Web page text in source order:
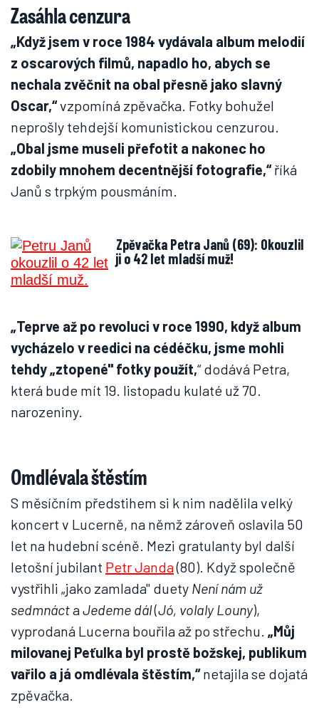
Zasáhla cenzura
„Když jsem v roce 1984 vydávala album melodií
z oscarových filmů, napadlo ho, abych se
nechala zvěčnit na obal přesně jako slavný
Oscar,“vzpomíná zpěvačka. Fotky bohužel
neprošly tehdejší komunistickou cenzurou.
„Obal jsme museli přefotit a nakonec ho
zdobily mnohem decentnější fotografie,“říká
Janů s trpkým pousmáním.
Zpěvačka Petra Janů (69): Okouzlil
ji o 42 let mladší muž!
„Teprve až po revoluci v roce 1990, když album
vycházelo v reedici na cédéčku, jsme mohli
tehdy „ztopené" fotky použít,“ dodává Petra,
která bude mít 19. listopadu kulaté už 70.
narozeniny.
Omdlévala štěstím
S měsíčním předstihem si k nim nadělila velký
koncert v Lucerně, na němž zároveň oslavila 50
let na hudební scéně. Mezi gratulanty byl další
letošní jubilant Petr Janda(80). Když společně
vystřihli „jako zamlada" duety Není nám už
sedmnáctaJedeme dál(Jó, volaly Louny),
vyprodaná Lucerna bouřila až po střechu. „Můj
milovanej Peťulka byl prostě božskej, publikum
vařilo a já omdlévala štěstím,“netajila se dojatá
zpěvačka.